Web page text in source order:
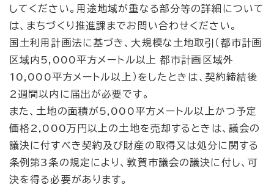
してください。用途地域が重なる部分等の詳細について
は、まちづくり推進課までお問い合わせください。
国土利用計画法に基づき、大規模な土地取引（都市計画
区域内5,000平方メートル以上 都市計画区域外
10,000平方メートル以上）をしたときは、契約締結後
2週間以内に届出が必要です。
また、土地の面積が5,000平方メートル以上かつ予定
価格2,000万円以上の土地を売却するときは、議会の
議決に付すべき契約及び財産の取得又は処分に関する
条例第3条の規定により、敦賀市議会の議決に付し、可
決を得る必要があります。